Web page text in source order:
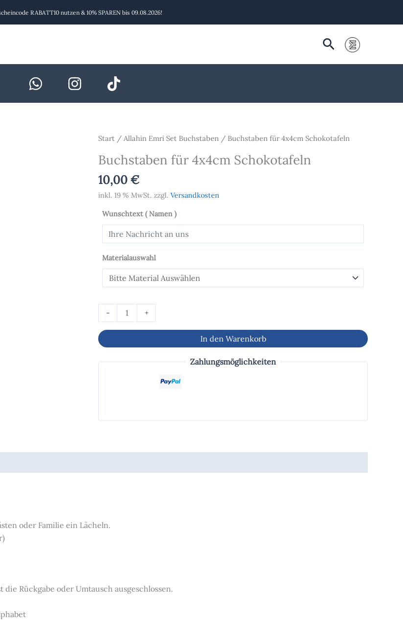
RABATT10 nutzen & 10% SPAREN bis 09.08.2026!
Suchen
Start / Allahin Emri Set Buchstaben / Buchstaben für 4x4cm Schokotafeln
Buchstaben für 4x4cm Schokotafeln
10,00€
inkl. 19 % MwSt. zzgl. Versandkosten
Wunschtext ( Namen )
Materialauswahl
-
Buchstaben
4x4cm
Schokotafeln
Menge
+
In den Warenkorb
Zahlungsmöglichkeiten
oder Familie ein Lächeln.
Rückgabe oder Umtausch ausgeschlossen.